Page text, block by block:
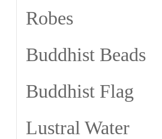
Robes
Buddhist Beads
Buddhist Flag
Lustral Water